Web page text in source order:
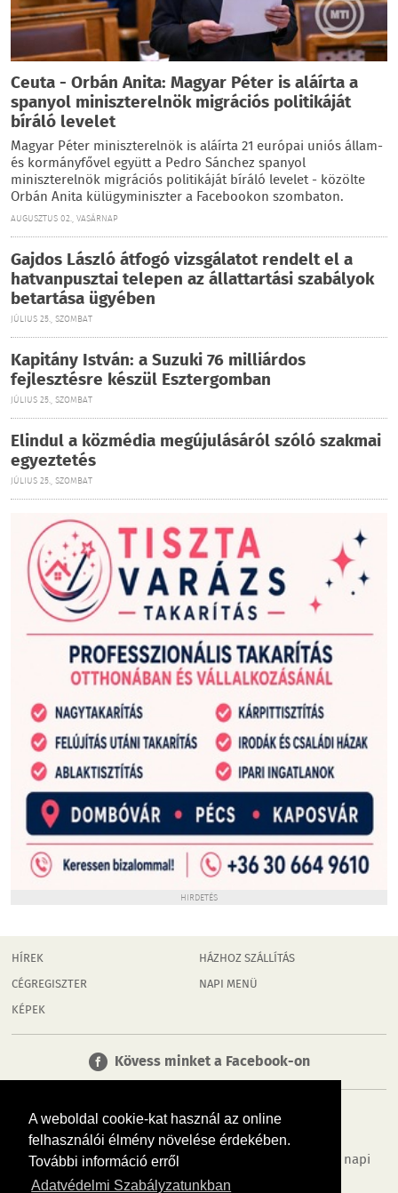
A weboldal cookie-kat használ az online
felhasználói élmény növelése érdekében.
További információ erről
Adatvédelmi Szabályzatunkban
Ceuta - Orbán Anita: Magyar Péter is aláírta a
spanyol miniszterelnök migrációs politikáját
bíráló levelet
Magyar Péter miniszterelnök is aláírta 21 európai uniós állam-
és kormányfővel együtt a Pedro Sánchez spanyol
miniszterelnök migrációs politikáját bíráló levelet - közölte
Orbán Anita külügyminiszter a Facebookon szombaton.
AUGUSZTUS 02., VASÁRNAP
Gajdos László átfogó vizsgálatot rendelt el a
hatvanpusztai telepen az állattartási szabályok
betartása ügyében
JÚLIUS 25., SZOMBAT
Kapitány István: a Suzuki 76 milliárdos
fejlesztésre készül Esztergomban
JÚLIUS 25., SZOMBAT
Elindul a közmédia megújulásáról szóló szakmai
egyeztetés
JÚLIUS 25., SZOMBAT
HIRDETÉS
HÍREK
CÉGREGISZTER
KÉPEK
HÁZHOZ SZÁLLÍTÁS
NAPI MENÜ
Kövess minket a Facebook-on
Tudj meg többet városodról! Hírek, programok, képek, napi
menü, cégek…. és minden, ami Dombóvár